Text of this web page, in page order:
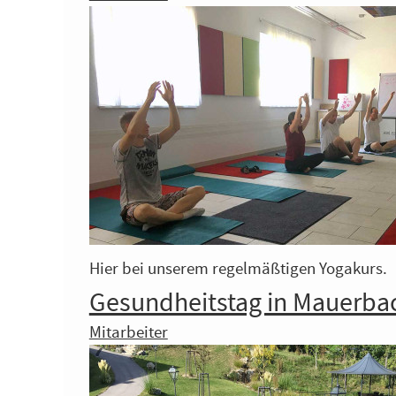
Hier bei unserem regelmäßtigen Yogakurs.
Gesundheitstag in
Mitarbeiter